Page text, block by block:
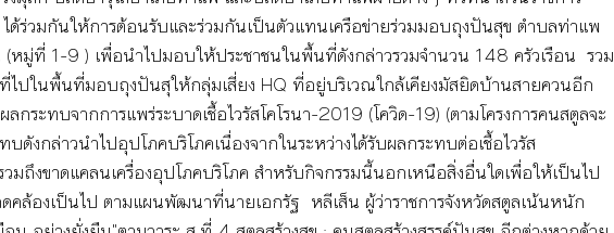
วมกันให้การต้อนรับและร่วมกันเป็นตัวแทนเครือข่ายร่วมมอบถุงปันสุข ตำบลท่าแพ
มู่ที่ 1-9 ) เพื่อนำไปมอบให้ประชาชนในพื้นที่ดังกล่าวรวมจำนวน 148 ครัวเรือน  รวม
ไปในพื้นที่มอบถุงปันสุให้กลุ่มเสี่ยง HQ ที่อยู่บริเวณใกล้เคียงมัสยิดบ้านสายควนอีก
กระทบจากการแพร่ระบาดเชื้อไวรัสโคโรนา-2019 (โควิด-19) (ตามโครงการคนสตูลจะ
ดังกล่าวนำไปอุปโภคบริโภคเนื่องจากในระหว่างได้รับผลกระทบต่อเชื้อไวรัส
มถึงขาดแคลนเครื่องอุปโภคบริโภค สำหรับกิจกรรมนี้นอกเหนือสิ่งอื่นใดเพื่อให้เป็นไป
คล้องเป็นไป ตามแผนพัฒนาที่นายเอกรัฐ  หลีเส็น ผู้ว่าราชการจังหวัดสตูลเน้นหนัก